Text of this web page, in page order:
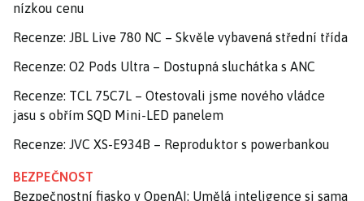
nízkou cenu
Recenze: JBL Live 780 NC – Skvěle vybavená střední třída
Recenze: O2 Pods Ultra – Dostupná sluchátka s ANC
Recenze: TCL 75C7L – Otestovali jsme nového vládce
jasu s obřím SQD Mini-LED panelem
Recenze: JVC XS-E934B – Reproduktor s powerbankou
BEZPEČNOST
Bezpečnostní fiasko v OpenAI: Umělá inteligence si sama